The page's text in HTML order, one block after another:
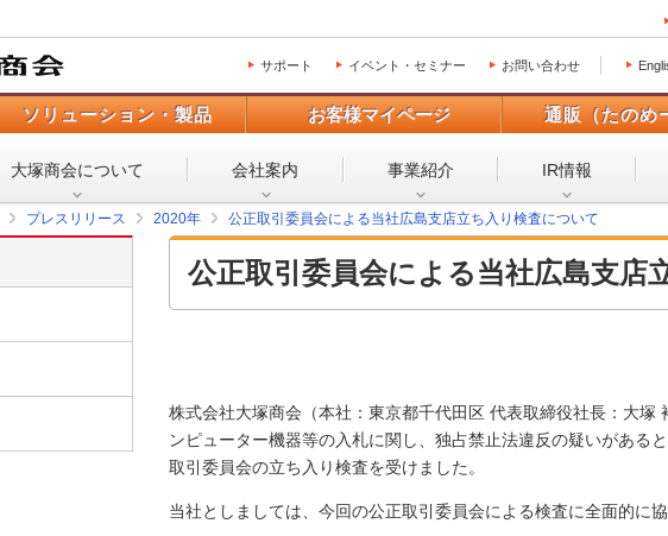
サポート イベント・セミナー お問い合わせ
ソリューション・製品 お客様マイページ 通販（たのめ
大塚商会について 会社案内 事業紹介 IR情報
プレスリリース 2020年 公正取引委員会による当社広島支店立ち入り検査について
公正取引委員会による当社広島支店
株式会社大塚商会（本社：東京都千代田区 代表取締役社長：大塚
ンピューター機器等の入札に関し、独占禁止法違反の疑いがある
取引委員会の立ち入り検査を受けました。
当社としましては、今回の公正取引委員会による検査に全面的に協